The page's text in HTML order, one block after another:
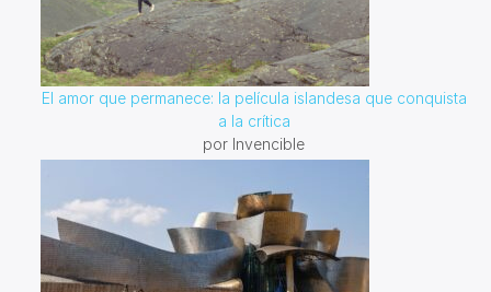
El amor que permanece: la película islandesa que conquista
a la crítica
por Invencible